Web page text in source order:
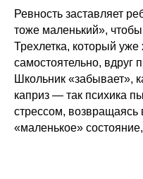
Ревность заставляет
тоже маленький»,
Трехлетка, который уже
самостоятельно, вдруг
Школьник «забывает»,
каприз — так психика
стрессом, возвращаясь
«маленькое»